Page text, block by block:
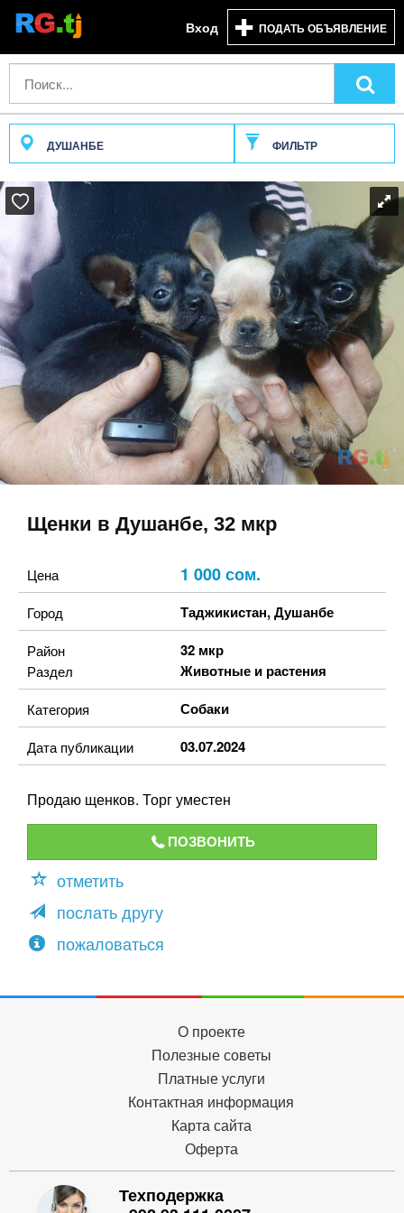
Вход ПОДАТЬ ОБЪЯВЛЕНИЕ
ДУШАНБЕ ФИЛЬТР
Щенки в Душанбе, 32 мкр
Цена 1 000 сом.
Город Таджикистан,Душанбе
Район 32 мкр
Раздел Животные и растения
Категория Собаки
Дата публикации 03.07.2024
Продаю щенков. Торг уместен
ПОЗВОНИТЬ
отметить
послать другу
пожаловаться
О проекте
Полезные советы
Платные услуги
Контактная информация
Карта сайта
Оферта
Техподержка